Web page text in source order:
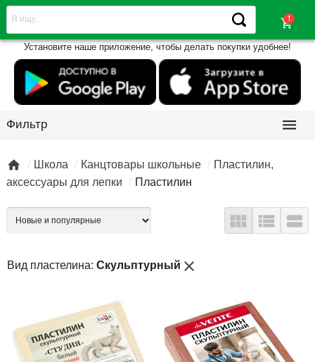
shopping_cart
Установите наше приложение, чтобы делать покупки удобнее!
Фильтр 
 Школа Канцтовары школьные
Пластилин,
аксессуары для лепки
Пластилин
  
Вид пластелина: Скульптурный close